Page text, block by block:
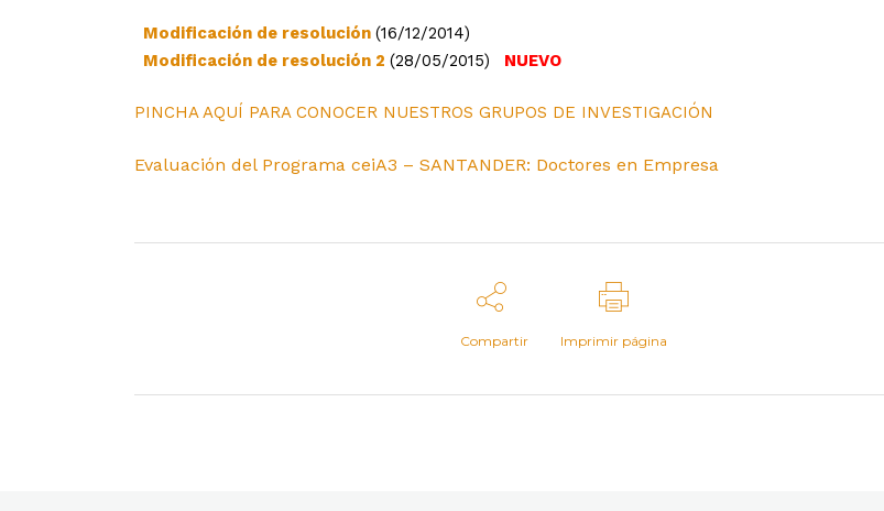
Modificación de resolución (16/12/2014)
Modificación de resolución 2 (28/05/2015) NUEVO
PINCHA AQUÍ PARA CONOCER NUESTROS GRUPOS DE INVESTIGACIÓN
Evaluación del Programa ceiA3 – SANTANDER: Doctores en Empresa
Compartir Imprimir página